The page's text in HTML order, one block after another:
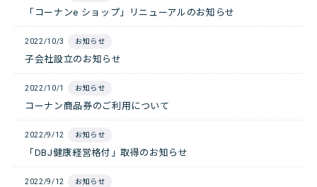
「コーナンe ショップ」リニューアルのお知らせ
2022/10/3 お知らせ
子会社設立のお知らせ
2022/10/1 お知らせ
コーナン商品券のご利用について
2022/9/12 お知らせ
「DBJ健康経営格付」取得のお知らせ
2022/9/12 お知らせ